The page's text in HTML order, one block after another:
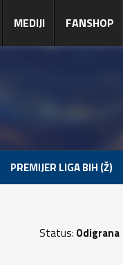
MEDIJI FANSHOP
PREMIJER LIGA BIH (Ž)
Status: Odigrana